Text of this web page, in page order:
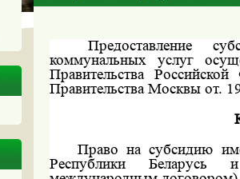
Предоставление
коммунальных услуг
Правительства
Правительства Москвы от.
Право на субсидию
Республики Беларусь